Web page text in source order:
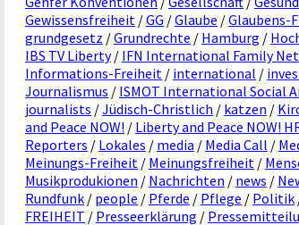
Gewissensfreiheit /GG /Glaube /Glaubens-
grundgesetz /Grundrechte / Hamburg /
IBS TV Liberty/ IFN International Family
Informations-Freiheit / international /
Journalismus / ISMOT International Social
journalists /Jüdisch-Christlich / katzen /
and Peace NOW! / Liberty and Peace NOW!
Reporters / Lokales / media / Media Call /
Meinungs-Freiheit / Meinungsfreiheit /
Musikprodukionen / Nachrichten / news /
Rundfunk / people / Pferde / Pflege / Politik
FREIHEIT / Presseerklärung /